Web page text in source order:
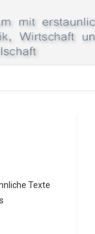
Texte